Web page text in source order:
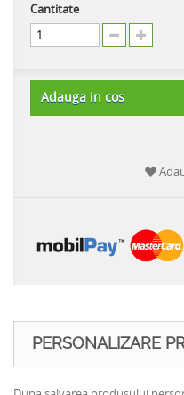
Cantitate
Adauga in cos
PERSONALIZARE